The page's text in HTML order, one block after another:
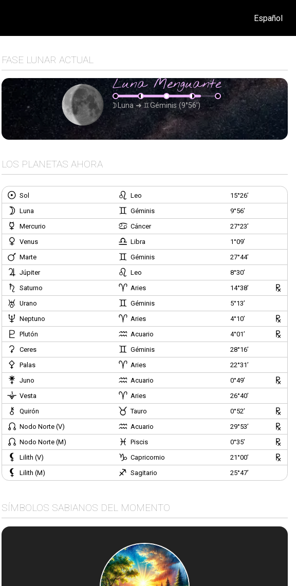
FASE LUNAR ACTUAL
Luna Menguante
Luna➜ Géminis (9°56’)
LOS PLANETAS AHORA
Sol Leo
15°26’
Luna
Géminis
9°56’
Mercurio
Cáncer
27°23’
Venus
Libra
1°09’
Marte
Géminis
27°44’
Júpiter
Leo
8°30’
Saturno
Aries
14°38’
Urano
Géminis
5°13’
Neptuno
Aries
4°10’
Plutón
Acuario
4°01’
Ceres
Géminis
28°16’
Palas
Aries
22°31’
Juno
Acuario
0°49’
Vesta
Aries
26°40’
Quirón
Tauro
0°52’
Nodo Norte (V)
Acuario
29°53’
Nodo Norte (M)
Piscis
0°35’
Lilith (V)
Capricornio
21°00’
Lilith (M)
Sagitario 25°47’
SÍMBOLOS SABIANOS DEL MOMENTO
Español